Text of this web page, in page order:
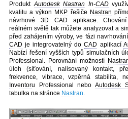
ProduktAutodesk Nastran In-CAD
kvalitu a výkon MKP řešiče Nastran
návrhové 3D CAD aplikace.
reálném světě tak můžete analyzovat a
před zahájením výroby, ve fázi
CAD je integrovatelný doCAD aplikací
Nabízí řešení vyšších typů simulačních
Professional. Porovnání možností
úloh (síťování, nalisovaný kontakt,
frekvence, vibrace, vzpěrná stabilita,
Inventoru Professional nebo Autodesk
tabulka na stránce Nastran.